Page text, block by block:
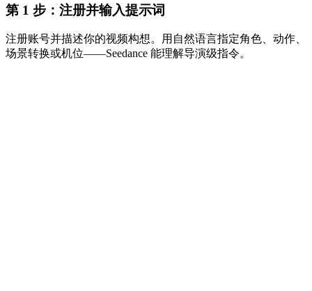
第 1 步：注册并输入提示词
注册账号并描述你的视频构想。用自然语言指定角色、动作、
场景转换或机位——Seedance 能理解导演级指令。